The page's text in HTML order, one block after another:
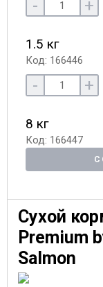
- +
1.5 кг
Код: 166446
- +
8 кг
Код: 166447
Сухой
Premium
Salmon